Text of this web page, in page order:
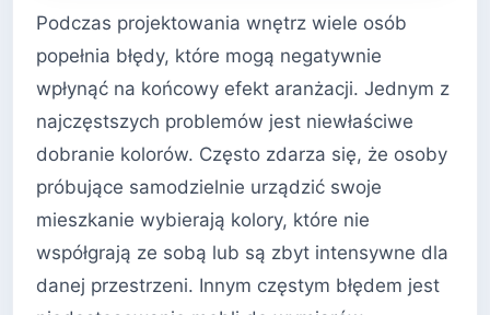
Podczas projektowania wnętrz wiele osób
popełnia błędy, które mogą negatywnie
wpłynąć na końcowy efekt aranżacji. Jednym z
najczęstszych problemów jest niewłaściwe
dobranie kolorów. Często zdarza się, że osoby
próbujące samodzielnie urządzić swoje
mieszkanie wybierają kolory, które nie
współgrają ze sobą lub są zbyt intensywne dla
danej przestrzeni. Innym częstym błędem jest